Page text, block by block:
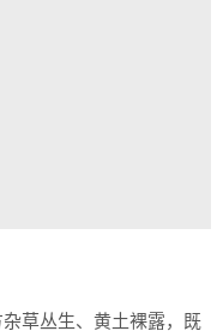
草丛生、黄土裸露，既